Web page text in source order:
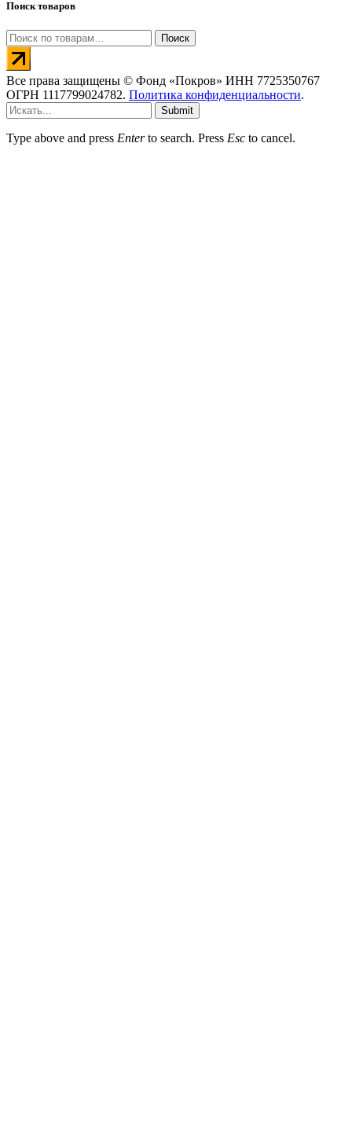
Поиск товаров
Искать: Поиск
Все права защищены © Фонд «Покров» ИНН 7725350767
ОГРН 1117799024782. Политика конфиденциальности.
Submit
Type above and press Enterto search. Press Esc to cancel.